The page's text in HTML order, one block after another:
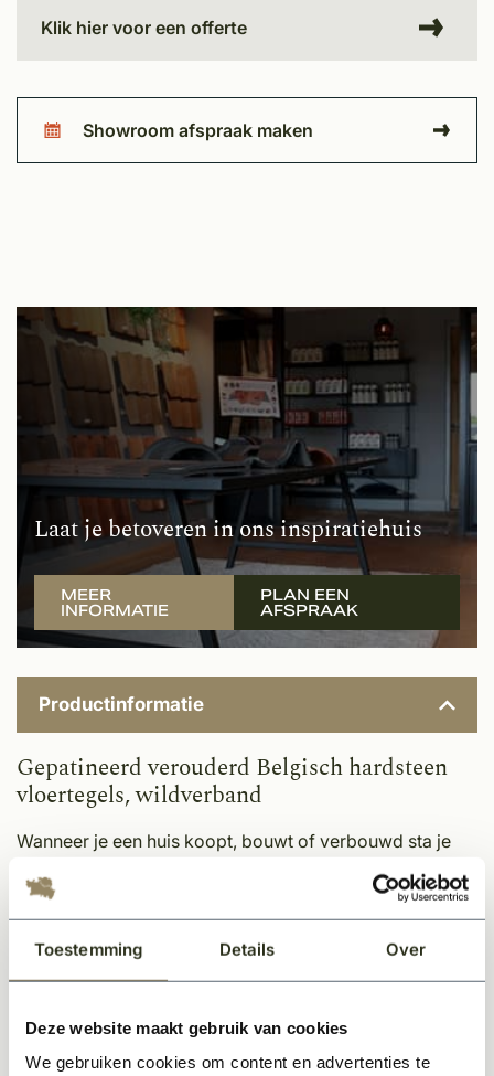
Toestemming Details Over
Deze website maakt gebruik van cookies
We gebruiken cookies om content en advertenties te
Klik hier voor een offerte
Showroom afspraak maken
Laat je betoveren in ons inspiratiehuis
MEER
INFORMATIE
PLAN EEN
AFSPRAAK
Productinformatie
Gepatineerd verouderd Belgisch hardsteen
vloertegels, wildverband
Wanneer je een huis koopt, bouwt of verbouwd sta je
voor veel keuzes. De vloertegel is daar een van, maar
wel een zéér bepalende. Daarom heeft de keuze voor
een tegel de juiste aandacht nodig. Deze Belgisch
hardsteen vloertegel is mooi verouderd, en wordt in
groot wildverband gelegd. De gepatineerde tegels zijn
behouden blijft. De aantallen worden geleverd inclusief
grote maten tegels voor een prachtig tijdloos resultaat.